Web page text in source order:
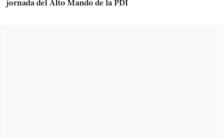
jornada del Alto Mando de la PDI